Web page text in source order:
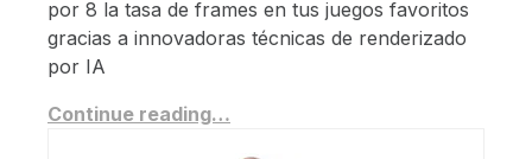
por 8 la tasa de frames en tus juegos favoritos
gracias a innovadoras técnicas de renderizado
por IA
Continue reading…